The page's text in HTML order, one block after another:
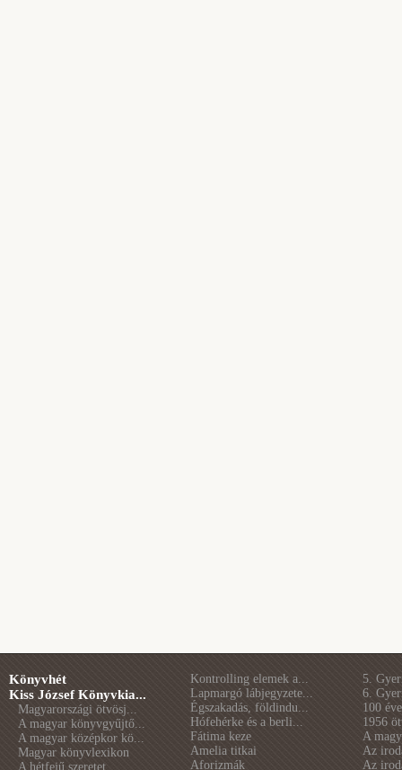
Könyvhét
Kiss József Könyvkia...
Magyarországi ötvösj...
A magyar könyvgyűjtő...
A magyar középkor kö...
Magyar könyvlexikon
A hétfejű szeretet
Kontrolling elemek a...
Lapmargó lábjegyzete...
Égszakadás, földindu...
Hófehérke és a berli...
Fátima keze
Amelia titkai
Aforizmák
5.
6.
100
1956
A
Az
Az